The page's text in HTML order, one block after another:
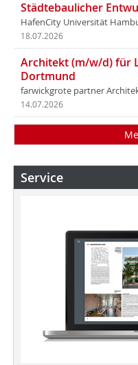
Städtebaulicher
HafenCity Universität
18.07.2026
Architekt (m/w/d) für
Dortmund
farwickgrote partner
14.07.2026
Service